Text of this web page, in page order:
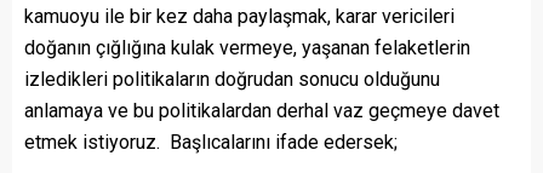
kamuoyu ile bir kez daha paylaşmak, karar vericileri
doğanın çığlığına kulak vermeye, yaşanan felaketlerin
izledikleri politikaların doğrudan sonucu olduğunu
anlamaya ve bu politikalardan derhal vaz geçmeye davet
etmek istiyoruz. Başlıcalarını ifade edersek;